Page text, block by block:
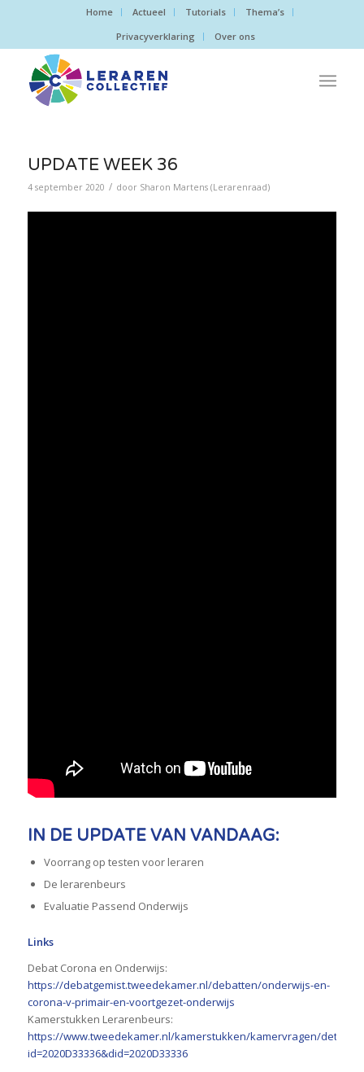
Home Actueel Tutorials
Thema’s
Privacyverklaring
Over ons
UPDATE WEEK 36
4 september 2020 / door Sharon Martens (Lerarenraad)
IN DE UPDATE VAN VANDAAG:
Voorrang op testen voor leraren
De lerarenbeurs
Evaluatie Passend Onderwijs
Links
Debat Corona en Onderwijs:
https://debatgemist.tweedekamer.nl/debatten/onderwijs-en-
corona-v-primair-en-voortgezet-onderwijs
Kamerstukken Lerarenbeurs:
https://www.tweedekamer.nl/kamerstukken/kamervragen/detail?
id=2020D33336&did=2020D33336